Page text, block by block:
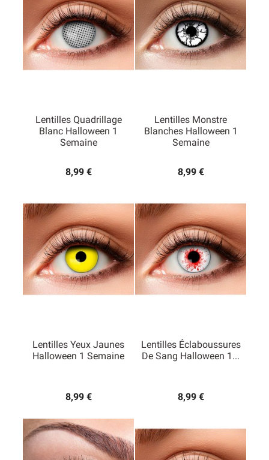
Lentilles Quadrillage
Blanc Halloween 1
Semaine
8,99 €
Lentilles Monstre
Blanches Halloween 1
Semaine
8,99 €
Lentilles Yeux Jaunes
Halloween 1 Semaine
8,99 €
Lentilles Éclaboussures
De Sang Halloween 1...
8,99 €